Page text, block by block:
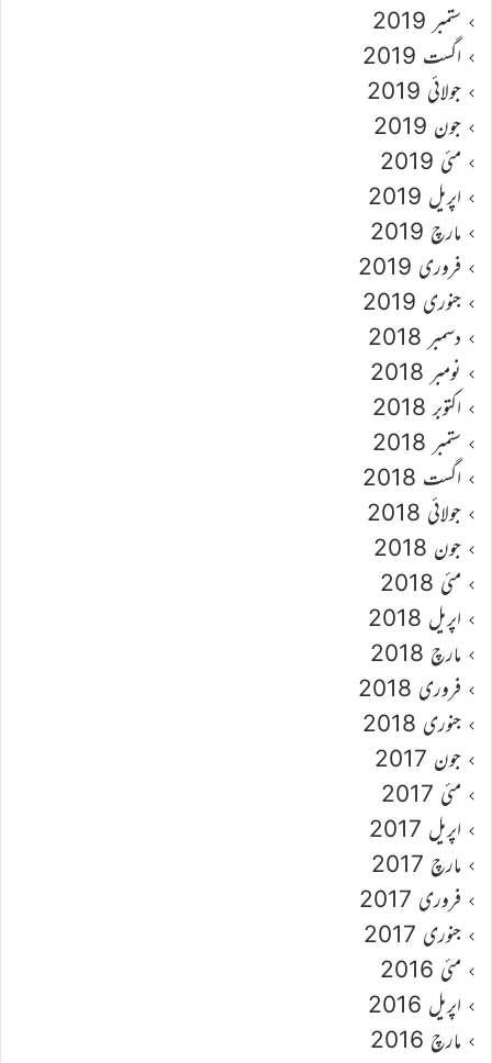
ستمبر 2019
اگست 2019
جولائی 2019
جون 2019
مئی 2019
اپریل 2019
مارچ 2019
فروری 2019
جنوری 2019
دسمبر 2018
نومبر 2018
اکتوبر 2018
ستمبر 2018
اگست 2018
جولائی 2018
جون 2018
مئی 2018
اپریل 2018
مارچ 2018
فروری 2018
جنوری 2018
جون 2017
مئی 2017
اپریل 2017
مارچ 2017
فروری 2017
جنوری 2017
مئی 2016
اپریل 2016
مارچ 2016